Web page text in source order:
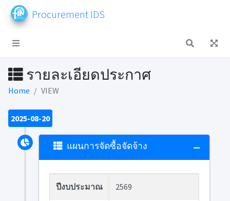
Procurement IDS
รายละเอียดประกาศ
Home VIEW
2025-08-20
แผนการจัดซื้อจัดจ้าง
ปีงบประมาณ 2569